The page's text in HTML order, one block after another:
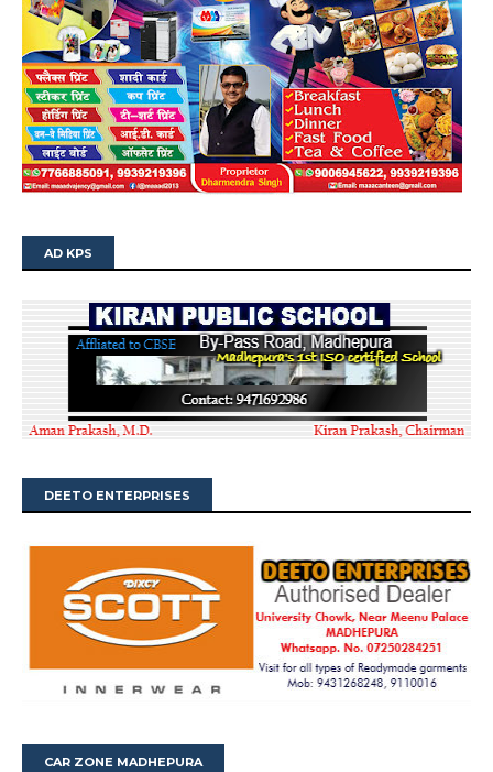
AD KPS
DEETO ENTERPRISES
CAR ZONE MADHEPURA